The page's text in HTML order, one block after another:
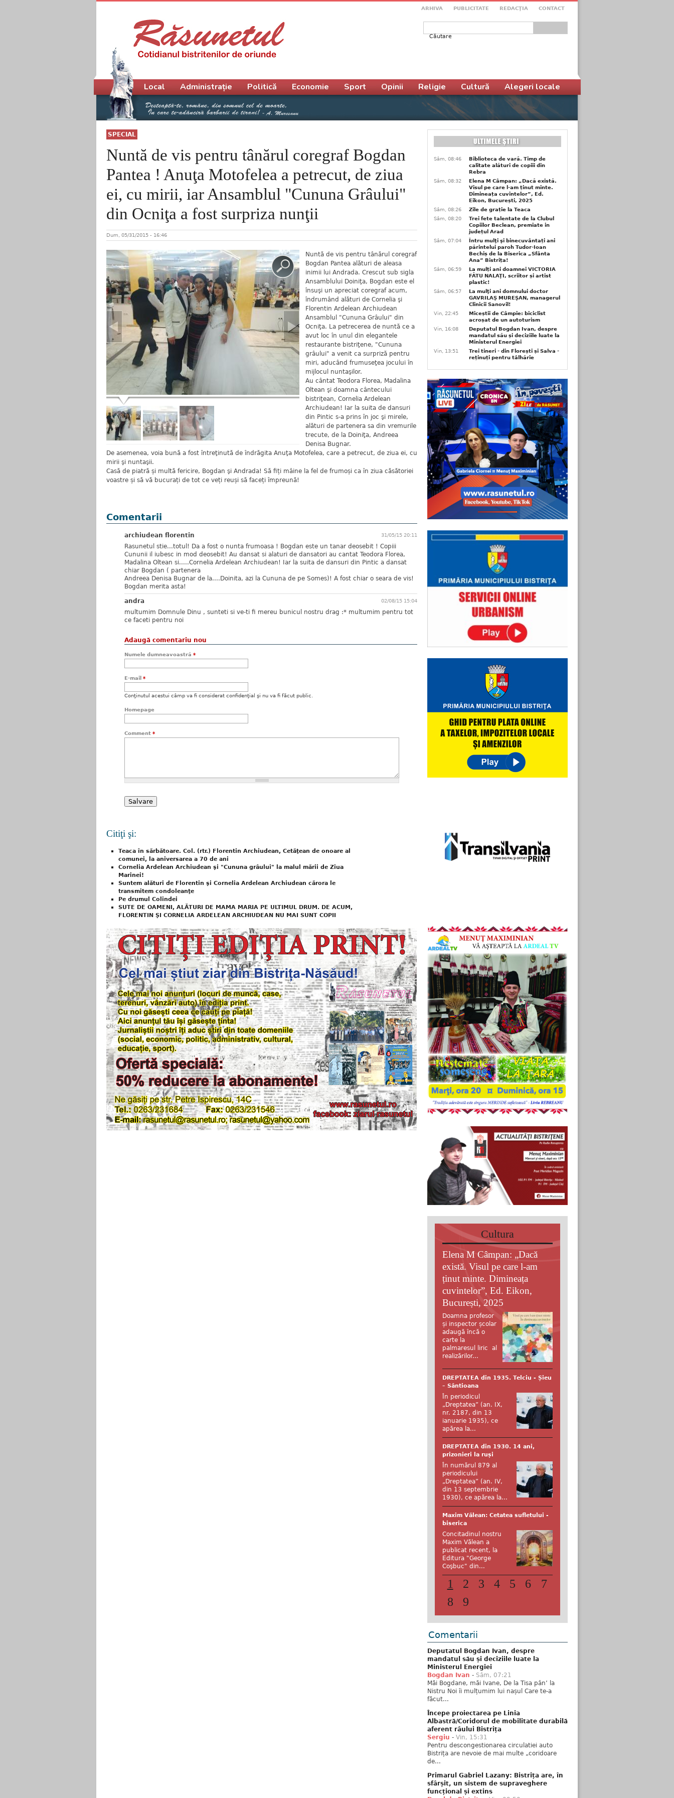
ARHIVA PUBLICITATE REDACŢIA CONTACT
Formular de căutare
SPECIAL
Nuntă de vis pentru tânărul coregraf Bogdan
Pantea ! Anuţa Motofelea a petrecut, de ziua
ei, cu mirii, iar Ansamblul "Cununa Grâului"
din Ocniţa a fost surpriza nunţii
Dum, 05/31/2015 - 16:46
Nuntă de vis pentru tânărul coregraf
Bogdan Pantea alături de aleasa
inimii lui Andrada. Crescut sub sigla
Ansamblului Doiniţa, Bogdan este el
însuşi un apreciat coregraf acum,
îndrumând alături de Cornelia şi
Florentin Ardelean Archiudean
Ansamblul "Cununa Grâului" din
Ocniţa. La petrecerea de nuntă ce a
avut loc în unul din elegantele
restaurante bistriţene, "Cununa
grâului" a venit ca surpriză pentru
miri, aducând frumuseţea jocului în
mijlocul nuntaşilor.
Au cântat Teodora Florea, Madalina
Oltean şi doamna cântecului
bistriţean, Cornelia Ardelean
Archiudean! Iar la suita de dansuri
din Pintic s-a prins în joc şi mirele,
alături de partenera sa din vremurile
trecute, de la Doiniţa, Andreea
Denisa Bugnar.
De asemenea, voia bună a fost întreţinută de îndrăgita Anuţa Motofelea, care a petrecut, de ziua ei, cu
mirii şi nuntaşii.
Casă de piatră și multă fericire, Bogdan şi Andrada! Să fiți mâine la fel de frumoși ca în ziua căsătoriei
voastre și să vă bucurați de tot ce veți reuși să faceți împreună!
Comentarii
31/05/15 20:11
archiudean florentin
Rasunetul stie...totul! Da a fost o nunta frumoasa ! Bogdan este un tanar deosebit ! Copiii
Cununii il iubesc in mod deosebit! Au dansat si alaturi de dansatori au cantat Teodora Florea,
Madalina Oltean si.....Cornelia Ardelean Archiudean! Iar la suita de dansuri din Pintic a dansat
chiar Bogdan ( partenera
Andreea Denisa Bugnar de la....Doinita, azi la Cununa de pe Somes)! A fost chiar o seara de vis!
Bogdan merita asta!
02/08/15 15:04
andra
multumim Domnule Dinu , sunteti si ve-ti fi mereu bunicul nostru drag :* multumim pentru tot
ce faceti pentru noi
Adaugă comentariu nou
Numele dumneavoastră *
E-mail *
Conţinutul acestui câmp va fi considerat confidenţial şi nu va fi făcut public.
Homepage
Comment *
Citiţi şi:
Teaca în sărbătoare. Col. (rtr.) Florentin Archiudean, Cetăţean de onoare al
comunei, la aniversarea a 70 de ani
Cornelia Ardelean Archiudean şi "Cununa grâului" la malul mării de Ziua
Marinei!
Suntem alături de Florentin şi Cornelia Ardelean Archiudean cărora le
transmitem condoleanţe
Pe drumul Colindei
SUTE DE OAMENI, ALĂTURI DE MAMA MARIA PE ULTIMUL DRUM. DE ACUM,
FLORENTIN ŞI CORNELIA ARDELEAN ARCHIUDEAN NU MAI SUNT COPII
Meniu principal
Local Administrație Politică Economie Sport Opinii Religie Cultură Alegeri locale
Sâm, 08:46
Biblioteca de vară. Timp de
calitate alături de copiii din
Rebra
Sâm, 08:32
Elena M Câmpan: „Dacă există.
Visul pe care l-am ținut minte.
Dimineața cuvintelor”, Ed.
Eikon, București, 2025
Sâm, 08:26
Zile de grație la Teaca
Sâm, 08:20
Trei fete talentate de la Clubul
Copiilor Beclean, premiate in
județul Arad
Sâm, 07:04
Întru mulţi şi binecuvântați ani
părintelui paroh Tudor-Ioan
Bechiș de la Biserica „Sfânta
Ana” Bistrița!
Sâm, 06:59
La mulți ani doamnei VICTORIA
FĂTU NALAŢI, scriitor și artist
plastic!
Sâm, 06:57
La mulţi ani domnului doctor
GAVRILAŞ MUREŞAN, managerul
Clinicii Sanovil!
Vin, 22:45
Miceștii de Câmpie: biciclist
acroșat de un autoturism
Vin, 16:08
Deputatul Bogdan Ivan, despre
mandatul său și deciziile luate la
Ministerul Energiei
Vin, 13:51
Trei tineri - din Florești și Salva -
reținuți pentru tâlhărie
Cultura
Elena M Câmpan: „Dacă
există. Visul pe care l-am
ținut minte. Dimineața
cuvintelor”, Ed. Eikon,
București, 2025
Doamna profesor
și inspector școlar
adaugă încă o
carte la
palmaresul liric al
realizărilor...
DREPTATEA din 1935. Telciu - Șieu
– Sântioana
În periodicul
„Dreptatea” (an. IX,
nr. 2187, din 13
ianuarie 1935), ce
apărea la...
DREPTATEA din 1930. 14 ani,
prizonieri la ruși
În numărul 879 al
periodicului
„Dreptatea” (an. IV,
din 13 septembrie
1930), ce apărea la...
Maxim Vălean: Cetatea sufletului -
biserica
Concitadinul nostru
Maxim Vălean a
publicat recent, la
Editura "George
Coşbuc" din...
1 2 3 4 5 6
7
8
9
Comentarii
Deputatul Bogdan Ivan, despre
mandatul său și deciziile luate la
Ministerul Energiei
Bogdan Ivan - Sâm, 07:21
Măi Bogdane, măi Ivane, De la Tisa pân’ la
Nistru Noi îi mulțumim lui nașul Care te-a
făcut...
Începe proiectarea pe Linia
Albastră/Coridorul de mobilitate durabilă
aferent râului Bistrița
Sergiu - Vin, 15:31
Pentru descongestionarea circulatiei auto
Bistrița are nevoie de mai multe „coridoare
de...
Primarul Gabriel Lazany: Bistrița are, în
sfârșit, un sistem de supraveghere
funcțional și extins